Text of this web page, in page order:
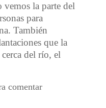
vemos la parte del
para
También
que la
del río, el
vida y la RBis
comentar